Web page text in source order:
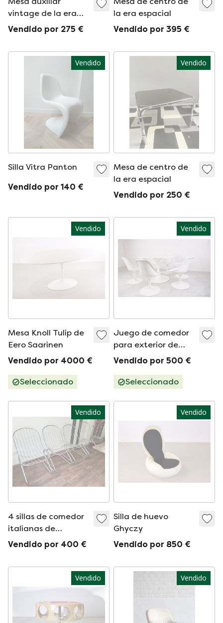
vintage de la era
espacial
Vendido por 275 €
la era espacial
Vendido por 395 €
Vendido
Silla Vitra Panton
Vendido por 140 €
Vendido
Mesa de centro de
la era espacial
Vendido por 250 €
Vendido
Mesa Knoll Tulip de
Eero Saarinen
Vendido por 4000 €
Seleccionado
Vendido
Juego de comedor
para exterior de
fibra de vidrio de la
era espacial
Vendido por 500 €
Seleccionado
Vendido
4 sillas de comedor
italianas de
mediados de siglo
Vendido por 400 €
Vendido
Silla de huevo
Ghyczy
Vendido por 850 €
Vendido Vendido